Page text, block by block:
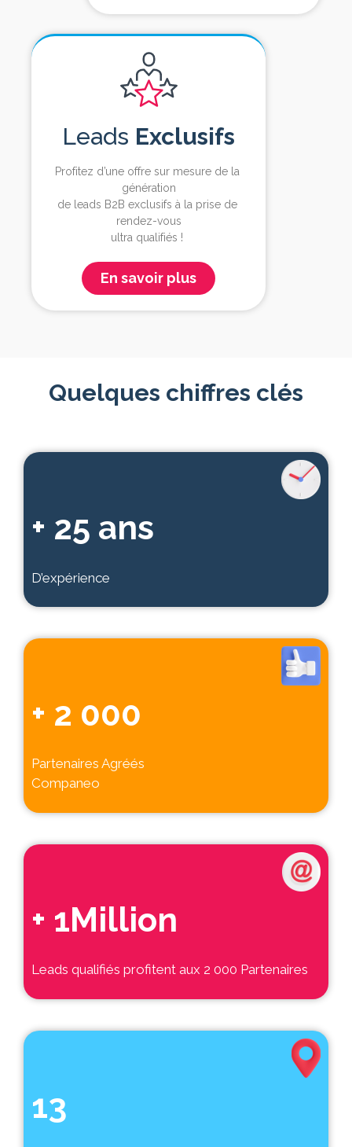
Leads Exclusifs
Profitez d’une offre sur mesure de la
génération
de leads B2B exclusifs à la prise de
rendez-vous
ultra qualifiés !
En savoir plus
Quelques chiffres clés
+ 25 ans
D’expérience
+ 2 000
Partenaires Agréés
Companeo
+ 1Million
Leads qualifiés profitent aux 2 000 Partenaires
13